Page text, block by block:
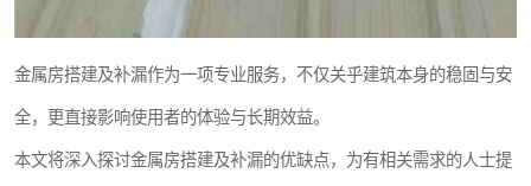
金属房搭建及补漏作为一项专业服务，不仅关乎建筑本身的稳固与安
全，更直接影响使用者的体验与长期效益。
本文将深入探讨金属房搭建及补漏的优缺点，为有相关需求的人士提